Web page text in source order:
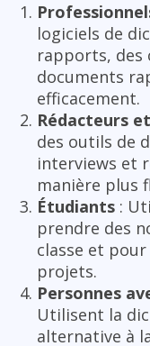
logiciels de
rapports, des
documents
efficacement.
Rédacteurs
des outils de
interviews et
manière plus
Étudiants :
prendre des
classe et
projets.
Personnes
Utilisent la
alternative à